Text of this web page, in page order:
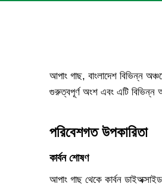
আপাং গাছ, বাংলাদেশ বিভিন্ন
গুরুত্বপূর্ণ অংশ এবং এটি বিভিন্ন
পরিবেশগত উপকারিতা
কার্বন শোষণ
আপাং গাছ থেকে কার্বন